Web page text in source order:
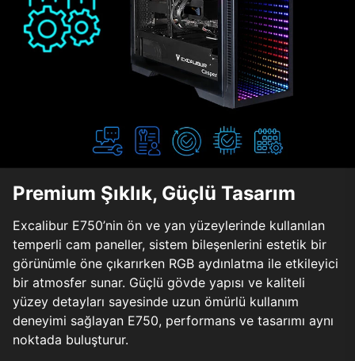
Premium Şıklık, Güçlü Tasarım
Excalibur E750’nin ön ve yan yüzeylerinde kullanılan
temperli cam paneller, sistem bileşenlerini estetik bir
görünümle öne çıkarırken RGB aydınlatma ile etkileyici
bir atmosfer sunar. Güçlü gövde yapısı ve kaliteli
yüzey detayları sayesinde uzun ömürlü kullanım
deneyimi sağlayan E750, performans ve tasarımı aynı
noktada buluşturur.